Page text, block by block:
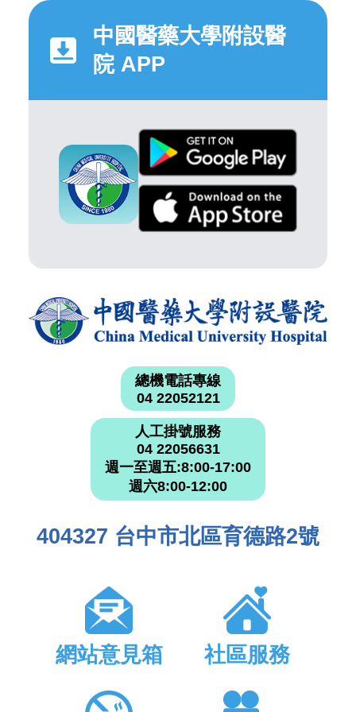
中國醫藥大學附設醫
院 APP
總機電話專線
04 22052121
人工掛號服務
04 22056631
週一至週五:8:00-17:00
週六8:00-12:00
404327 台中市北區育德路2號
網站意見箱 社區服務